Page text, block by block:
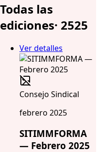
Todas las
ediciones· 2525
Ver detalles
Consejo Sindical
febrero 2025
SITIMMFORMA
— Febrero 2025